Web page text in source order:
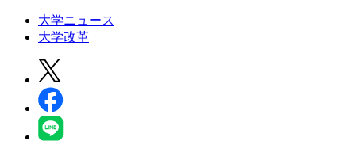
大学ニュース
大学改革